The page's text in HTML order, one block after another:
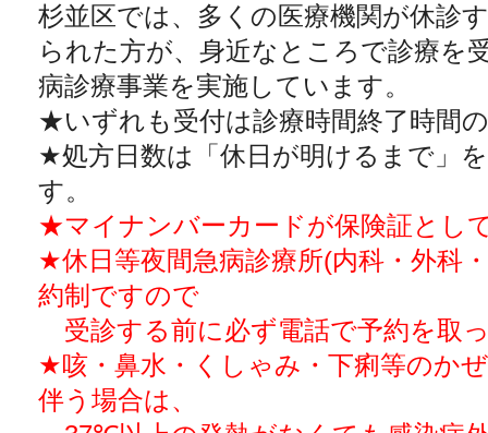
杉並区では、多くの医療機関が休診
られた方が、身近なところで診療を
病診療事業を実施しています。
★いずれも受付は診療時間終了時間
★処方日数は「休日が明けるまで」
す。
★マイナンバーカードが保険証とし
★休日等夜間急病診療所(内科・外科
約制ですので
受診する前に必ず電話で予約を取
★咳・鼻水・くしゃみ・下痢等のか
伴う場合は、